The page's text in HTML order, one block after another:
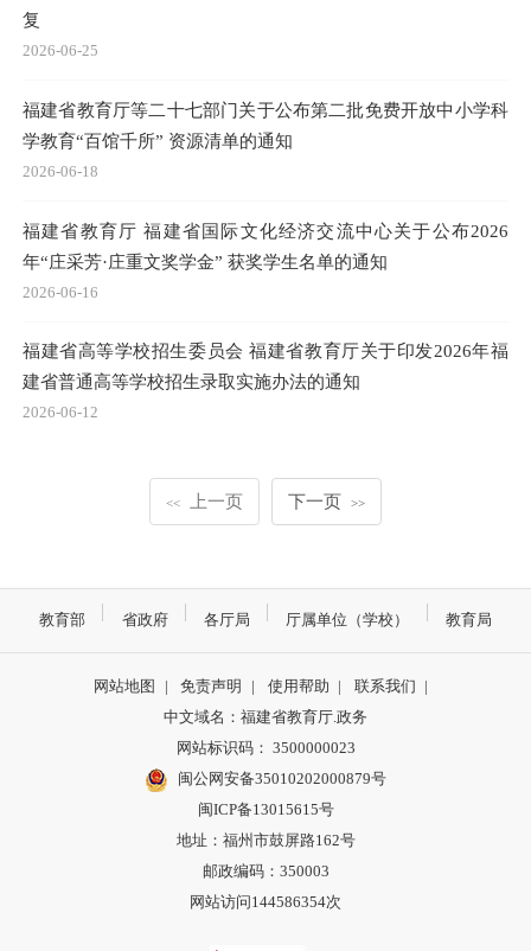
复
2026-06-25
福建省教育厅等二十七部门关于公布第二批免费开放中小学科
学教育“百馆千所” 资源清单的通知
2026-06-18
福建省教育厅 福建省国际文化经济交流中心关于公布2026
年“庄采芳·庄重文奖学金” 获奖学生名单的通知
2026-06-16
福建省高等学校招生委员会 福建省教育厅关于印发2026年福
建省普通高等学校招生录取实施办法的通知
2026-06-12
<< 上一页 下一页 >>
教育部 省政府 各厅局 厅属单位（学校） 教育局
网站地图 | 免责声明 | 使用帮助 | 联系我们 |
中文域名：福建省教育厅.政务
网站标识码： 3500000023
闽公网安备35010202000879号
闽ICP备13015615号
地址：福州市鼓屏路162号
邮政编码：350003
网站访问144586354次